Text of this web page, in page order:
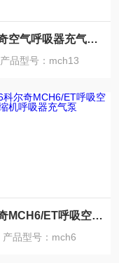
科尔奇空气呼吸器充气泵MCH13/16/18 / ET
产品型号：mch13
科尔奇MCH6/ET呼吸空气压缩机呼吸器充气泵
产品型号：mch6